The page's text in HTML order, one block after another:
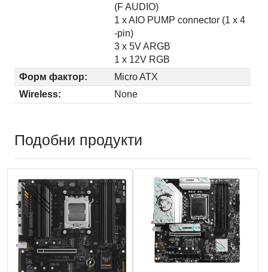
(F AUDIO)
1 x AIO PUMP connector (1 x 4
-pin)
3 x 5V ARGB
1 x 12V RGB
Форм фактор:
Micro ATX
Wireless:
None
Подобни продукти